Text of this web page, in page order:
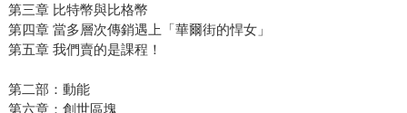
第三章 比特幣與比格幣
第四章 當多層次傳銷遇上「華爾街的悍女」
第五章 我們賣的是課程！
第二部：動能
第六章：創世區塊